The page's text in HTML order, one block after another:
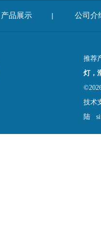
产品展示 | 公司介
推荐
灯，
技术
陆